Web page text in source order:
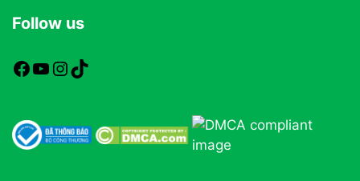
Follow us
https://www.facebook.com/nhakhoamic
https://www.youtube.com
https://www.instagram.com